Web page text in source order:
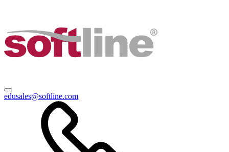
edusales@softline.com